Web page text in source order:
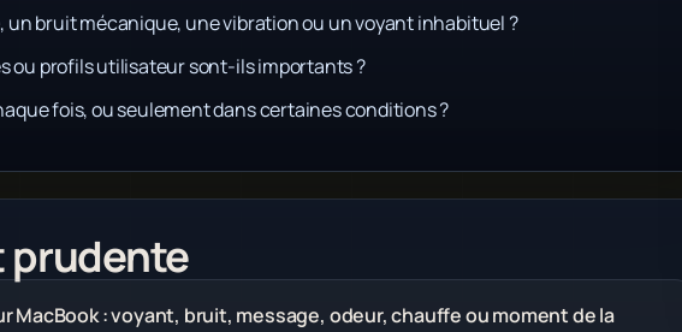
un bruit mécanique, une vibration ou un voyant inhabituel ?
ou profils utilisateur sont-ils importants ?
fois, ou seulement dans certaines conditions ?
prudente
MacBook : voyant, bruit, message, odeur, chauffe ou moment de la